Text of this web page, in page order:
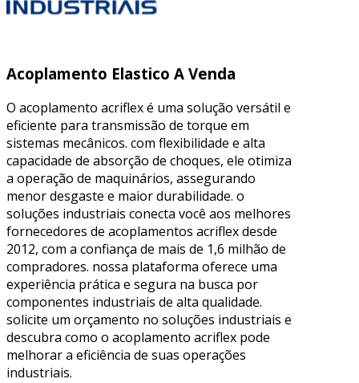
Acoplamento Elastico A Venda
O acoplamento acriflex é uma solução versátil e
eficiente para transmissão de torque em
sistemas mecânicos. com flexibilidade e alta
capacidade de absorção de choques, ele otimiza
a operação de maquinários, assegurando
menor desgaste e maior durabilidade. o
soluções industriais conecta você aos melhores
fornecedores de acoplamentos acriflex desde
2012, com a confiança de mais de 1,6 milhão de
compradores. nossa plataforma oferece uma
experiência prática e segura na busca por
componentes industriais de alta qualidade.
solicite um orçamento no soluções industriais e
descubra como o acoplamento acriflex pode
melhorar a eficiência de suas operações
industriais.